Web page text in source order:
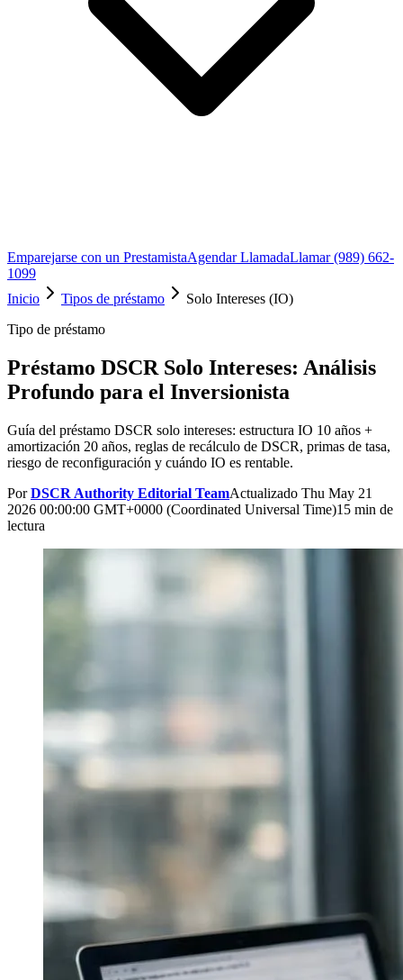
Emparejarse con un PrestamistaAgendar LlamadaLlamar (989) 662-
1099
Inicio
Tipos de préstamo
Solo Intereses (IO)
Tipo de préstamo
Préstamo DSCR Solo Intereses: Análisis
Profundo para el Inversionista
Guía del préstamo DSCR solo intereses: estructura IO 10 años +
amortización 20 años, reglas de recálculo de DSCR, primas de tasa,
riesgo de reconfiguración y cuándo IO es rentable.
PorDSCR Authority Editorial TeamActualizado Thu May 21
2026 00:00:00 GMT+0000 (Coordinated Universal Time)15 min de
lectura